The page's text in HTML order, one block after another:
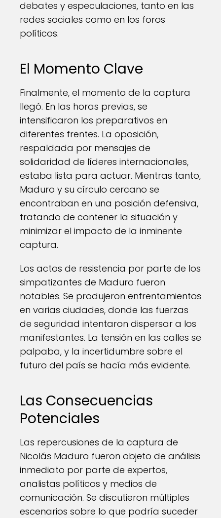
debates y especulaciones, tanto en las
redes sociales como en los foros
políticos.
El Momento Clave
Finalmente, el momento de la captura
llegó. En las horas previas, se
intensificaron los preparativos en
diferentes frentes. La oposición,
respaldada por mensajes de
solidaridad de líderes internacionales,
estaba lista para actuar. Mientras tanto,
Maduro y su círculo cercano se
encontraban en una posición defensiva,
tratando de contener la situación y
minimizar el impacto de la inminente
captura.
Los actos de resistencia por parte de los
simpatizantes de Maduro fueron
notables. Se produjeron enfrentamientos
en varias ciudades, donde las fuerzas
de seguridad intentaron dispersar a los
manifestantes. La tensión en las calles se
palpaba, y la incertidumbre sobre el
futuro del país se hacía más evidente.
Las Consecuencias
Potenciales
Las repercusiones de la captura de
Nicolás Maduro fueron objeto de análisis
inmediato por parte de expertos,
analistas políticos y medios de
comunicación. Se discutieron múltiples
escenarios sobre lo que podría suceder